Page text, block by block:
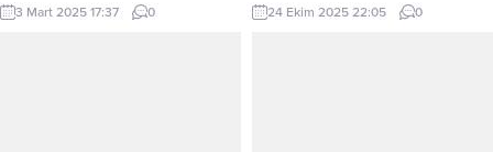
ışıklarında hazır bulunan gençlik
3 Mart 2025 17:37 0
Gençlik merkezinde sürdüğünü
24 Ekim 2025 22:05 0